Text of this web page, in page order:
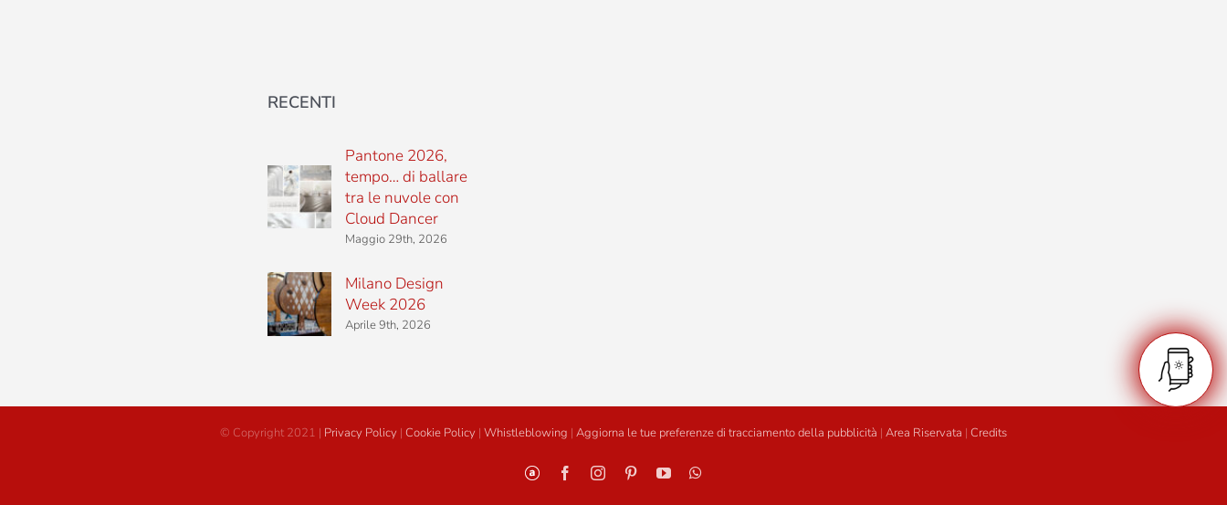
RECENTI
Pantone 2026,
tempo… di ballare
tra le nuvole con
Cloud Dancer
Maggio 29th, 2026
Milano Design
Week 2026
Aprile 9th, 2026
© Copyright 2021 | Privacy Policy | Cookie Policy | Whistleblowing | Aggiorna le tue preferenze di tracciamento della pubblicità | Area Riservata | Credits
PersonalizzatoFacebookInstagramPinterestYouTube